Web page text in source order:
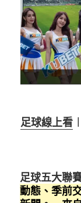
足球線上看
足球五大聯
動態、季前